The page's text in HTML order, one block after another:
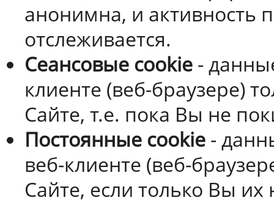
анонимна, и активность
отслеживается.
Сеансовые cookie -
клиенте (веб-браузере)
Сайте, т.е. пока Вы не
Постоянные cookie -
веб-клиенте (веб-
Сайте, если только Вы их